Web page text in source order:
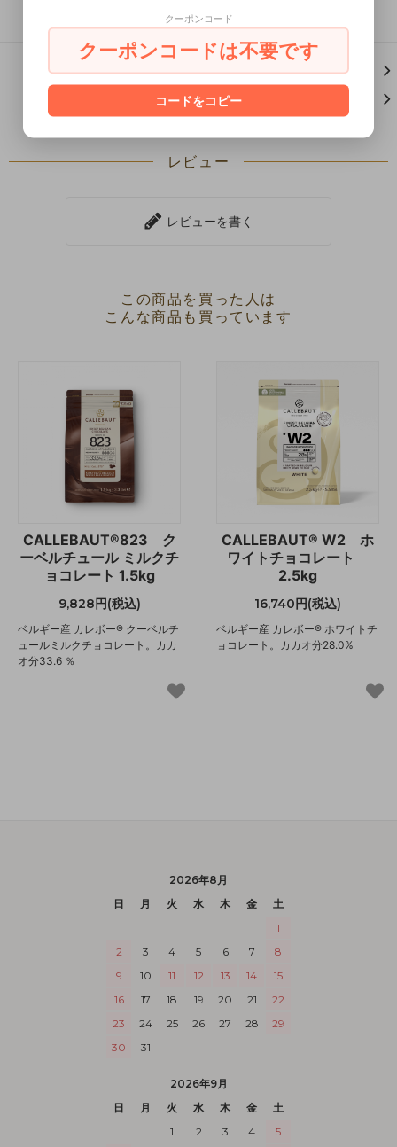
この商品について問い合わせる
レビュー
レビューを書く
この商品を買った人は
こんな商品も買っています
CALLEBAUT®823 ク
ーベルチュール ミルクチ
ョコレート 1.5kg
9,828円(税込)
ベルギー産 カレボー® クーベルチ
ュールミルクチョコレート。カカ
オ分33.6 ％
CALLEBAUT® W2 ホ
ワイトチョコレート
2.5kg
16,740円(税込)
ベルギー産 カレボー® ホワイトチ
ョコレート。カカオ分28.0%
2026年8月
日
月 火 水 木 金
土
1
2
3 4 5 6 7
8
9
10 11 12 13 14
15
16
17 18 19 20 21
22
23
24 25 26 27 28
29
30
31
2026年9月
日
月 火 水 木 金
土
1
2 3 4
5
クーポンコード
クーポンコードは不要です
コードをコピー